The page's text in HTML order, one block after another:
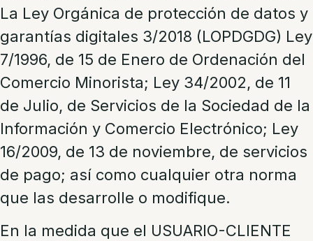
La Ley Orgánica de protección de datos y
garantías digitales 3/2018 (LOPDGDG) Ley
7/1996, de 15 de Enero de Ordenación del
Comercio Minorista; Ley 34/2002, de 11
de Julio, de Servicios de la Sociedad de la
Información y Comercio Electrónico; Ley
16/2009, de 13 de noviembre, de servicios
de pago; así como cualquier otra norma
que las desarrolle o modifique.
En la medida que el USUARIO-CLIENTE